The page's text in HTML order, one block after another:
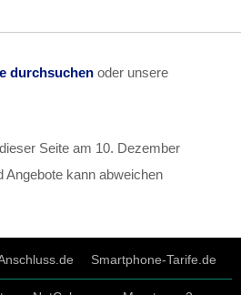
durchsuchen oder unsere
Seite am 10. Dezember
Angebote kann abweichen
Smartphone-Tarife.de